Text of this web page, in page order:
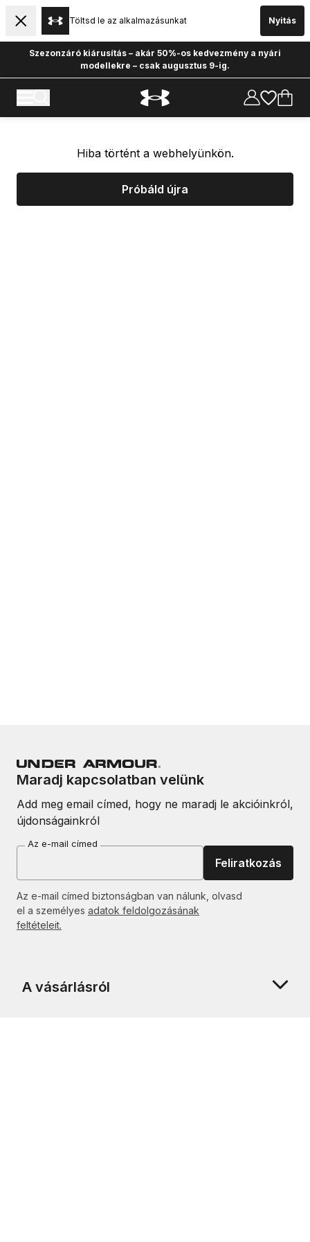
Töltsd le az alkalmazásunkat Nyitás
Szezonzáró kiárusítás – akár 50%-os kedvezmény a nyári
modellekre – csak augusztus 9-ig.
Hiba történt a webhelyünkön.
Próbáld újra
Maradj kapcsolatban velünk
Add meg email címed, hogy ne maradj le akcióinkról,
újdonságainkról
Az e-mail címed
Feliratkozás
Az e-mail címed biztonságban van nálunk, olvasd
el a személyes adatok feldolgozásának
feltételeit.
A vásárlásról